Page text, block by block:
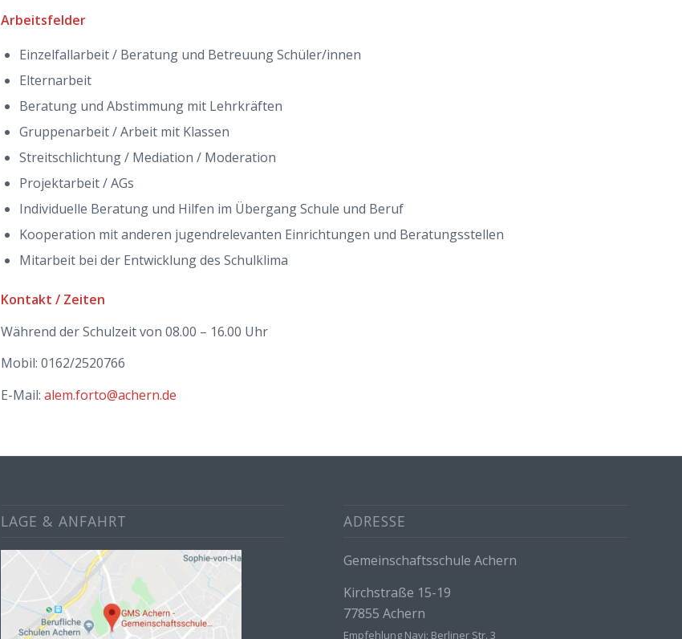
Arbeitsfelder
Einzelfallarbeit / Beratung und Betreuung Schüler/innen
Elternarbeit
Beratung und Abstimmung mit Lehrkräften
Gruppenarbeit / Arbeit mit Klassen
Streitschlichtung / Mediation / Moderation
Projektarbeit / AGs
Individuelle Beratung und Hilfen im Übergang Schule und Beruf
Kooperation mit anderen jugendrelevanten Einrichtungen und Beratungsstellen
Mitarbeit bei der Entwicklung des Schulklima
Kontakt / Zeiten
Während der Schulzeit von 08.00 – 16.00 Uhr
Mobil: 0162/2520766
E-Mail: alem.forto@achern.de
LAGE & ANFAHRT ADRESSE
Gemeinschaftsschule Achern
Kirchstraße 15-19
77855 Achern
Empfehlung Navi: Berliner Str. 3